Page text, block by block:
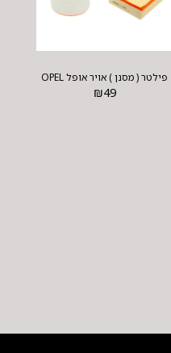
פילטר ( מסנן ) אויר אופל OPEL
₪49